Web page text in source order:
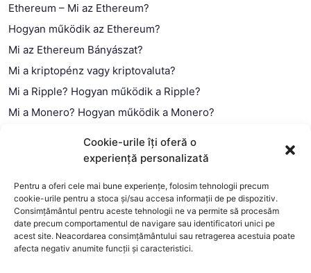
Cookie-urile îți oferă o
experiență personalizată
Pentru a oferi cele mai bune experiențe, folosim tehnologii precum
cookie-urile pentru a stoca și/sau accesa informații de pe dispozitiv.
Consimțământul pentru aceste tehnologii ne va permite să procesăm
date precum comportamentul de navigare sau identificatori unici pe
acest site. Neacordarea consimțământului sau retragerea acestuia poate
afecta negativ anumite funcții și caracteristici.
Ethereum – Mi az Ethereum?
Hogyan működik az Ethereum?
Mi az Ethereum Bányászat?
Mi a kriptopénz vagy kriptovaluta?
Mi a Ripple? Hogyan működik a Ripple?
Mi a Monero? Hogyan működik a Monero?
Mi a blokklánc (technológia)?